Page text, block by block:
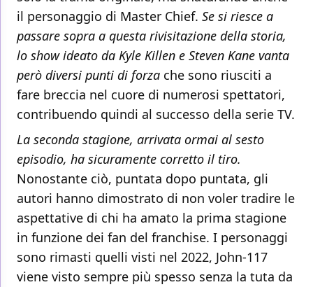
il personaggio di Master Chief. Se si riesce a
passare sopra a questa rivisitazione della storia,
lo show ideato da Kyle Killen e Steven Kane vanta
però diversi punti di forza che sono riusciti a
fare breccia nel cuore di numerosi spettatori,
contribuendo quindi al successo della serie TV.
La seconda stagione, arrivata ormai al sesto
episodio, ha sicuramente corretto il tiro.
Nonostante ciò, puntata dopo puntata, gli
autori hanno dimostrato di non voler tradire le
aspettative di chi ha amato la prima stagione
in funzione dei fan del franchise. I personaggi
sono rimasti quelli visti nel 2022, John-117
viene visto sempre più spesso senza la tuta da